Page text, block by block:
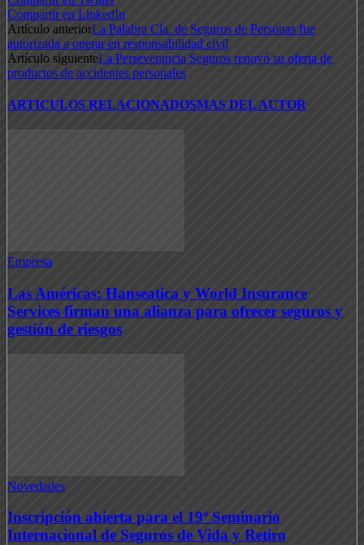
Compartir en LinkedIn
Artículo anteriorLa Palabra Cía. de Seguros de Personas fue
autorizada a operar en responsabilidad civil
Artículo siguienteLa Perseverancia Seguros renovó su oferta de
productos de accidentes personales
ARTICULOS RELACIONADOSMAS DEL AUTOR
Empresa
Las Américas: Hanseatica y World Insurance
Services firman una alianza para ofrecer seguros y
gestión de riesgos
Novedades
Inscripción abierta para el 19º Seminario
Internacional de Seguros de Vida y Retiro